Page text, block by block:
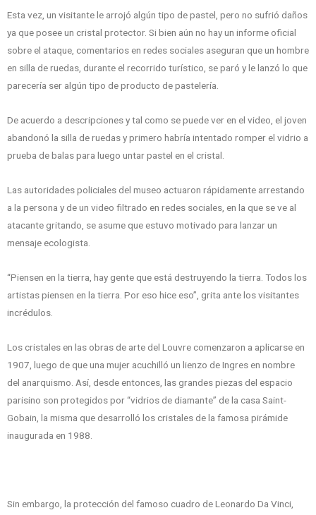
Esta vez, un visitante le arrojó algún tipo de pastel, pero no sufrió daños
ya que posee un cristal protector. Si bien aún no hay un informe oficial
sobre el ataque, comentarios en redes sociales aseguran que un hombre
en silla de ruedas, durante el recorrido turístico, se paró y le lanzó lo que
parecería ser algún tipo de producto de pastelería.
De acuerdo a descripciones y tal como se puede ver en el video, el joven
abandonó la silla de ruedas y primero habría intentado romper el vidrio a
prueba de balas para luego untar pastel en el cristal.
Las autoridades policiales del museo actuaron rápidamente arrestando
a la persona y de un video filtrado en redes sociales, en la que se ve al
atacante gritando, se asume que estuvo motivado para lanzar un
mensaje ecologista.
“Piensen en la tierra, hay gente que está destruyendo la tierra. Todos los
artistas piensen en la tierra. Por eso hice eso”, grita ante los visitantes
incrédulos.
Los cristales en las obras de arte del Louvre comenzaron a aplicarse en
1907, luego de que una mujer acuchilló un lienzo de Ingres en nombre
del anarquismo. Así, desde entonces, las grandes piezas del espacio
parisino son protegidos por “vidrios de diamante” de la casa Saint-
Gobain, la misma que desarrolló los cristales de la famosa pirámide
inaugurada en 1988.
Sin embargo, la protección del famoso cuadro de Leonardo Da Vinci,